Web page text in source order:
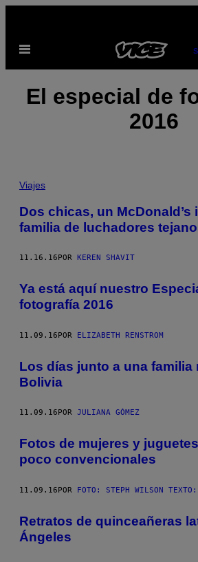
contenido
Abrir
El especial de
2016
Viajes
Dos chicas, un McDonald’s
familia de luchadores
11.16.16 POR KEREN SHAVIT
Ya está aquí nuestro
fotografía 2016
11.09.16POR ELIZABETH RENSTROM
Los días junto a una familia
Bolivia
11.09.16 POR JULIANA GÓMEZ
Fotos de mujeres y
poco convencionales
11.09.16POR FOTO: STEPH WILSON
Retratos de quinceañeras
Ángeles